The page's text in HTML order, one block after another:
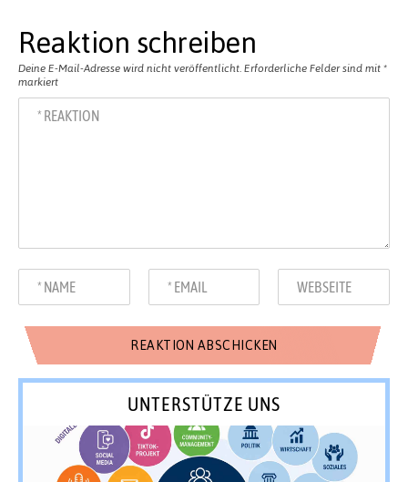
Reaktion schreiben
Deine E-Mail-Adresse wird nicht veröffentlicht. Erforderliche Felder sind mit *
markiert
UNTERSTÜTZE UNS